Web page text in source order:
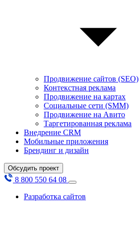
Продвижение сайтов (SEO)
Контекстная реклама
Продвижение на картах
Социальные сети (SMM)
Продвижение на Авито
Таргетированная реклама
Внедрение CRM
Мобильные приложения
Брендинг и дизайн
Обсудить проект
8 800 550 64 08
Разработка сайтов